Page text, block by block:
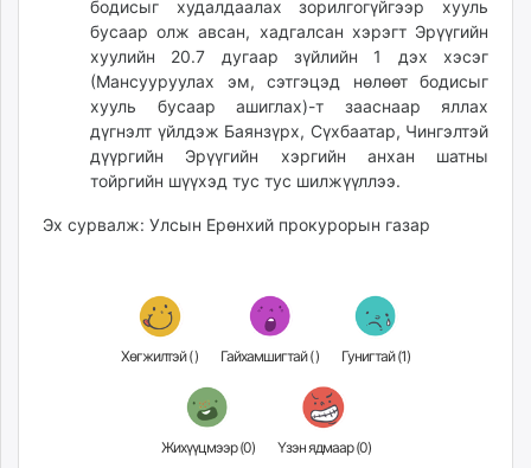
бодисыг худалдаалах зорилгогүйгээр хууль
бусаар олж авсан, хадгалсан хэрэгт Эрүүгийн
хуулийн 20.7 дугаар зүйлийн 1 дэх хэсэг
(Мансууруулах эм, сэтгэцэд нөлөөт бодисыг
хууль бусаар ашиглах)-т зааснаар яллах
дүгнэлт үйлдэж Баянзүрх, Сүхбаатар, Чингэлтэй
дүүргийн Эрүүгийн хэргийн анхан шатны
тойргийн шүүхэд тус тус шилжүүллээ.
Эх сурвалж: Улсын Ерөнхий прокурорын газар
Хөгжилтэй () Гайхамшигтай () Гунигтай (1)
Жихүүцмээр (0) Үзэн ядмаар (0)